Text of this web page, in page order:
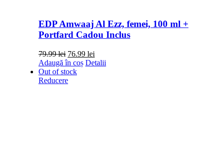
EDP Amwaaj Al Ezz, femei, 100 ml +
Portfard Cadou Inclus
79.99lei Prețul
inițial
a
fost:
76.99 leiPrețul
curent
Adaugă în coș Detalii
Out of stock
Reducere